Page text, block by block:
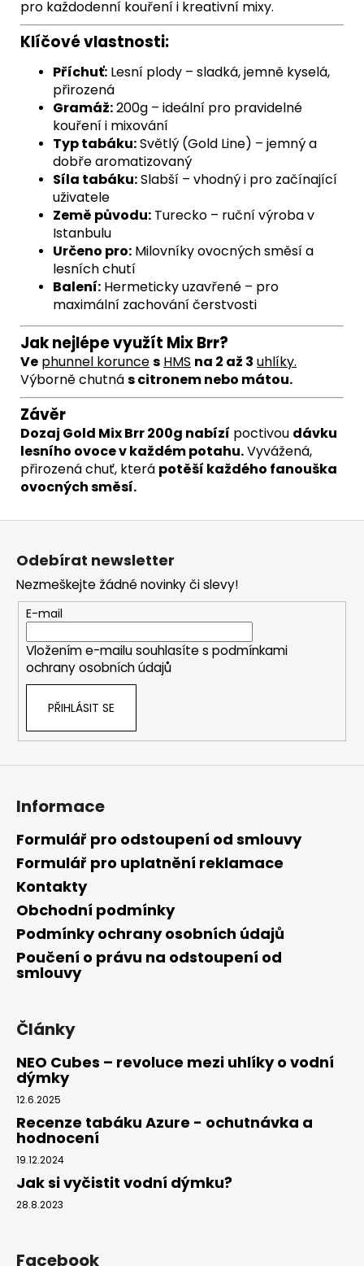
pro každodenní kouření i kreativní mixy.
Klíčové vlastnosti:
Příchuť: Lesní plody – sladká, jemně kyselá,
přirozená
Gramáž:200g – ideální pro pravidelné
kouření i mixování
Typ tabáku:Světlý (Gold Line) – jemný a
dobře aromatizovaný
Síla tabáku:Slabší – vhodný i pro začínající
uživatele
Země původu: Turecko – ruční výroba v
Istanbulu
Určeno pro: Milovníky ovocných směsí a
lesních chutí
Balení: Hermeticky uzavřené – pro
maximální zachování čerstvosti
Jak nejlépe využít Mix Brr?
Ve phunnel korunces HMS na 2 až 3 uhlíky.
Výborně chutnás citronem nebo mátou.
Závěr
Dozaj Gold Mix Brr 200g nabízí poctivou dávku
lesního ovoce v každém potahu.Vyvážená,
přirozená chuť, která potěší každého fanouška
ovocných směsí.
Odebírat newsletter
Nezmeškejte žádné novinky či slevy!
E-mail
Vložením e-mailu souhlasíte s podmínkami
ochrany osobních údajů
PŘIHLÁSIT SE
Informace
Formulář pro odstoupení od smlouvy
Formulář pro uplatnění reklamace
Kontakty
Obchodní podmínky
Podmínky ochrany osobních údajů
Poučení o právu na odstoupení od
smlouvy
Články
NEO Cubes – revoluce mezi uhlíky o vodní
dýmky
12.6.2025
Recenze tabáku Azure - ochutnávka a
hodnocení
19.12.2024
Jak si vyčistit vodní dýmku?
28.8.2023
Facebook